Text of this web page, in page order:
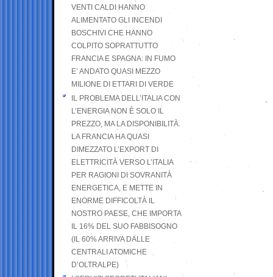
VENTI CALDI HANNO
ALIMENTATO GLI INCENDI
BOSCHIVI CHE HANNO
COLPITO SOPRATTUTTO
FRANCIA E SPAGNA: IN FUMO
E’ ANDATO QUASI MEZZO
MILIONE DI ETTARI DI VERDE
IL PROBLEMA DELL’ITALIA CON
L’ENERGIA NON È SOLO IL
PREZZO, MA LA DISPONIBILITÀ.
LA FRANCIA HA QUASI
DIMEZZATO L’EXPORT DI
ELETTRICITÀ VERSO L’ITALIA
PER RAGIONI DI SOVRANITÀ
ENERGETICA, E METTE IN
ENORME DIFFICOLTÀ IL
NOSTRO PAESE, CHE IMPORTA
IL 16% DEL SUO FABBISOGNO
(IL 60% ARRIVA DALLE
CENTRALI ATOMICHE
D’OLTRALPE)